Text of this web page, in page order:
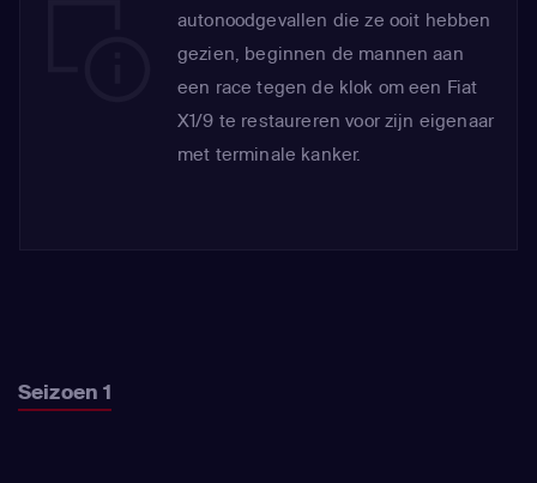
autonoodgevallen die ze ooit hebben
gezien, beginnen de mannen aan
een race tegen de klok om een Fiat
X1/9 te restaureren voor zijn eigenaar
met terminale kanker.
Seizoen 1